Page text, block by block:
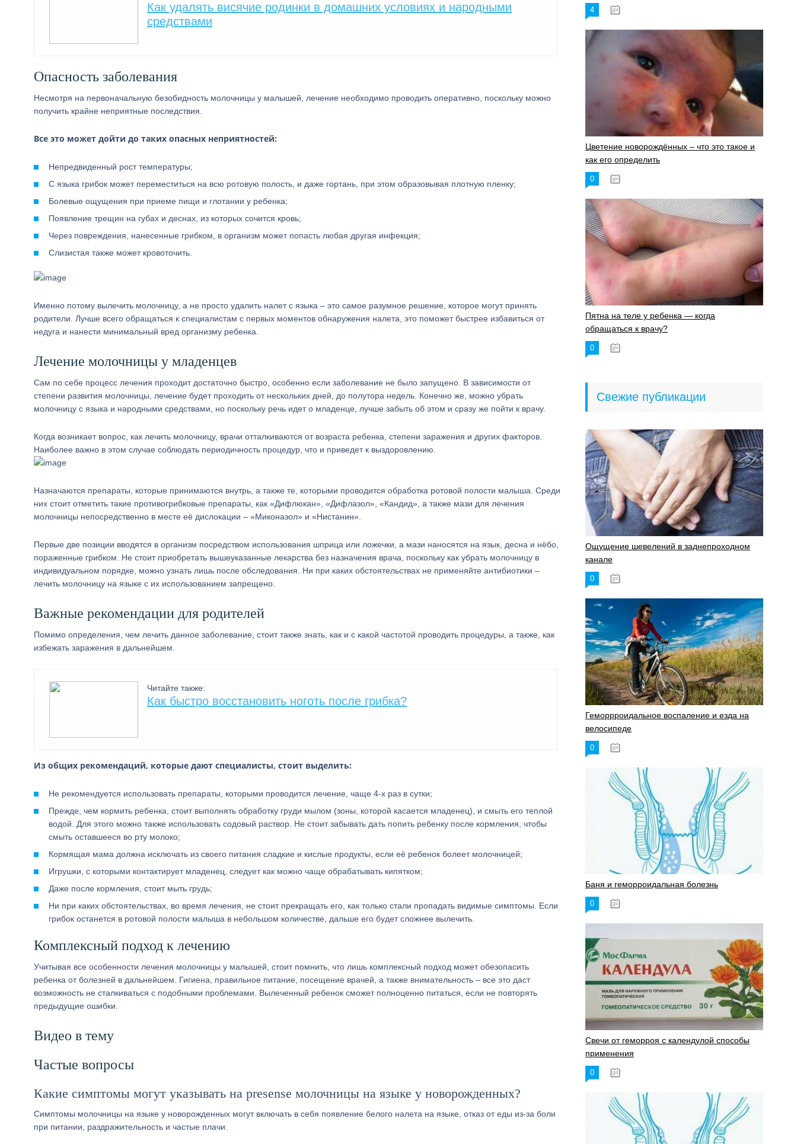
Как удалять висячие родинки в домашних условиях и народными
средствами
Опасность заболевания
Несмотря на первоначальную безобидность молочницы у малышей, лечение необходимо проводить оперативно, поскольку можно
получить крайне неприятные последствия.
Все это может дойти до таких опасных неприятностей:
Непредвиденный рост температуры;
С языка грибок может переместиться на всю ротовую полость, и даже гортань, при этом образовывая плотную пленку;
Болевые ощущения при приеме пищи и глотании у ребенка;
Появление трещин на губах и деснах, из которых сочится кровь;
Через повреждения, нанесенные грибком, в организм может попасть любая другая инфекция;
Слизистая также может кровоточить.
Именно потому вылечить молочницу, а не просто удалить налет с языка – это самое разумное решение, которое могут принять
родители. Лучше всего обращаться к специалистам с первых моментов обнаружения налета, это поможет быстрее избавиться от
недуга и нанести минимальный вред организму ребенка.
Лечение молочницы у младенцев
Сам по себе процесс лечения проходит достаточно быстро, особенно если заболевание не было запущено. В зависимости от
степени развития молочницы, лечение будет проходить от нескольких дней, до полутора недель. Конечно же, можно убрать
молочницу с языка и народными средствами, но поскольку речь идет о младенце, лучше забыть об этом и сразу же пойти к врачу.
Когда возникает вопрос, как лечить молочницу, врачи отталкиваются от возраста ребенка, степени заражения и других факторов.
Наиболее важно в этом случае соблюдать периодичность процедур, что и приведет к выздоровлению.
Назначаются препараты, которые принимаются внутрь, а также те, которыми проводится обработка ротовой полости малыша. Среди
них стоит отметить такие противогрибковые препараты, как «Дифлюкан», «Дифлазол», «Кандид», а также мази для лечения
молочницы непосредственно в месте её дислокации – «Миконазол» и «Нистанин».
Первые две позиции вводятся в организм посредством использования шприца или ложечки, а мази наносятся на язык, десна и нёбо,
пораженные грибком. Не стоит приобретать вышеуказанные лекарства без назначения врача, поскольку как убрать молочницу в
индивидуальном порядке, можно узнать лишь после обследования. Ни при каких обстоятельствах не применяйте антибиотики –
лечить молочницу на языке с их использованием запрещено.
Важные рекомендации для родителей
Помимо определения, чем лечить данное заболевание, стоит также знать, как и с какой частотой проводить процедуры, а также, как
избежать заражения в дальнейшем.
Читайте также:
Как быстро восстановить ноготь после грибка?
Из общих рекомендаций, которые дают специалисты, стоит выделить:
Не рекомендуется использовать препараты, которыми проводится лечение, чаще 4-х раз в сутки;
Прежде, чем кормить ребенка, стоит выполнять обработку груди мылом (зоны, которой касается младенец), и смыть его теплой
водой. Для этого можно также использовать содовый раствор. Не стоит забывать дать попить ребенку после кормления, чтобы
смыть оставшееся во рту молоко;
Кормящая мама должна исключать из своего питания сладкие и кислые продукты, если её ребенок болеет молочницей;
Игрушки, с которыми контактирует младенец, следует как можно чаще обрабатывать кипятком;
Даже после кормления, стоит мыть грудь;
Ни при каких обстоятельствах, во время лечения, не стоит прекращать его, как только стали пропадать видимые симптомы. Если
грибок останется в ротовой полости малыша в небольшом количестве, дальше его будет сложнее вылечить.
Комплексный подход к лечению
Учитывая все особенности лечения молочницы у малышей, стоит помнить, что лишь комплексный подход может обезопасить
ребенка от болезней в дальнейшем. Гигиена, правильное питание, посещение врачей, а также внимательность – все это даст
возможность не сталкиваться с подобными проблемами. Вылеченный ребенок сможет полноценно питаться, если не повторять
предыдущие ошибки.
Видео в тему
Частые вопросы
Какие симптомы могут указывать на presense молочницы на языке у новорожденных?
Симптомы молочницы на языке у новорожденных могут включать в себя появление белого налета на языке, отказ от еды из-за боли
при питании, раздражительность и частые плачи.
4
Цветение новорождённых – что это такое и
как его определить
0
Пятна на теле у ребенка — когда
обращаться к врачу?
0
Свежие публикации
Ощущение шевелений в заднепроходном
канале
0
Геморрроидальное воспаление и езда на
велосипеде
0
Баня и геморроидальная болезнь
0
Свечи от геморроя с календулой способы
применения
0